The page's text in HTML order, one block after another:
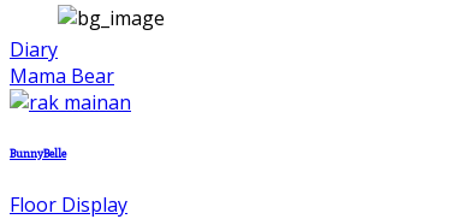
Diary
Mama Bear
BunnyBelle
Floor Display